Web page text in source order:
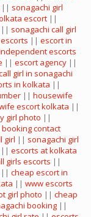
|| sonagachi girl
escort ||
|| sonagachi call girl
escorts || escort in
escorts
|| escort agency ||
girl in sonagachi
in kolkata ||
|| housewife
escort kolkata ||
girl photo ||
contact
girl || sonagachi girl
|| escorts at kolkata
girls escorts ||
|| cheap escort in
|| www escorts
girl photo || cheap
booking ||